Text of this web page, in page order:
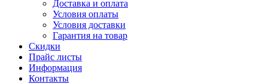
Доставка и оплата
Условия оплаты
Условия доставки
Гарантия на товар
Скидки
Прайс листы
Информация
Контакты